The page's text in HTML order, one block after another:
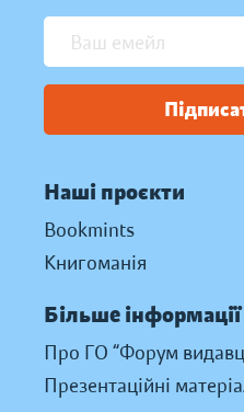
Наші проєкти
Bookmints
Книгоманія
Більше інформації
Про ГО “Форум
Презентаційні